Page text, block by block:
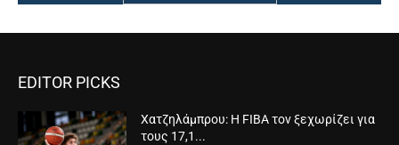
EDITOR PICKS
Χατζηλάμπρου: Η FIBA τον ξεχωρίζει για
τους 17,1...